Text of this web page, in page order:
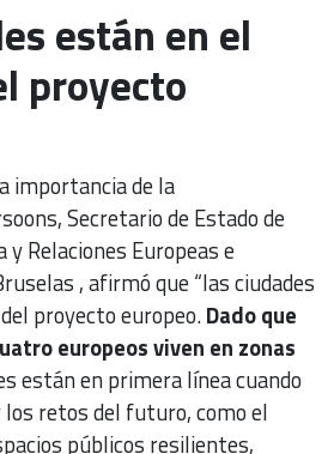
están en el
proyecto
importancia de la
Secretario de Estado de
Relaciones Europeas e
, afirmó que “las ciudades
proyecto europeo.Dado que
europeos viven en zonas
están en primera línea cuando
retos del futuro, como el
públicos resilientes,